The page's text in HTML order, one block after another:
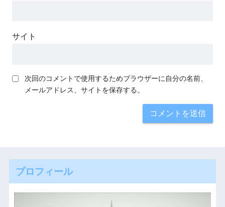
サイト
次回のコメントで使用するためブラウザーに自分の名前、
メールアドレス、サイトを保存する。
プロフィール